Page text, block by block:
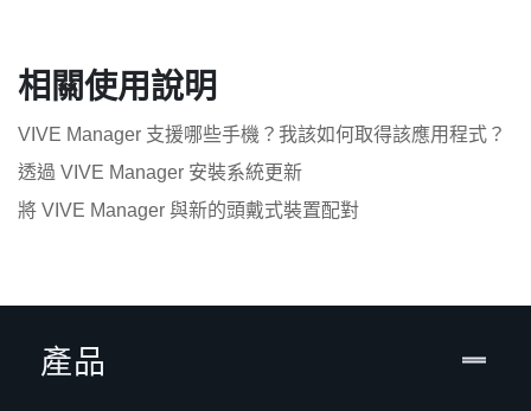
相關使用說明
VIVE Manager 支援哪些手機？我該如何取得該應用程式？
透過 VIVE Manager 安裝系統更新
將 VIVE Manager 與新的頭戴式裝置配對
產品